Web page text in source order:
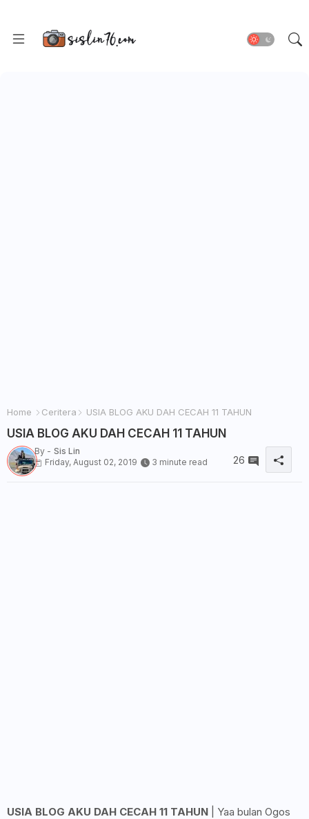
Home Ceritera USIA BLOG AKU DAH CECAH 11 TAHUN
USIA BLOG AKU DAH CECAH 11 TAHUN
By - Sis Lin
Friday, August 02, 2019
3 minute read 26
USIA BLOG AKU DAH CECAH 11 TAHUN | Yaa bulan Ogos